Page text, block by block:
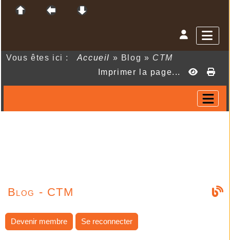
Vous êtes ici : Accueil » Blog » CTM
Imprimer la page...
Blog - CTM
Devenir membre Se reconnecter